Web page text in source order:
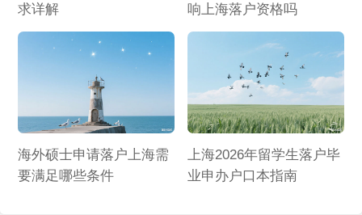
求详解
响上海落户资格吗
海外硕士申请落户上海需
要满足哪些条件
上海2026年留学生落户毕
业申办户口本指南